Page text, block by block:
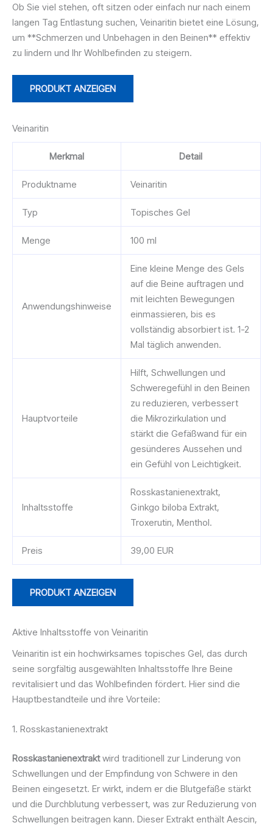
Ob Sie viel stehen, oft sitzen oder einfach nur nach einem
langen Tag Entlastung suchen, Veinaritin bietet eine Lösung,
um **Schmerzen und Unbehagen in den Beinen** effektiv
zu lindern und Ihr Wohlbefinden zu steigern.
PRODUKT ANZEIGEN
Veinaritin
Merkmal Detail
Produktname Veinaritin
Typ Topisches Gel
Menge 100 ml
Anwendungshinweise
Eine kleine Menge des Gels
auf die Beine auftragen und
mit leichten Bewegungen
einmassieren, bis es
vollständig absorbiert ist. 1-2
Mal täglich anwenden.
Hauptvorteile
Hilft, Schwellungen und
Schweregefühl in den Beinen
zu reduzieren, verbessert
die Mikrozirkulation und
stärkt die Gefäßwand für ein
gesünderes Aussehen und
ein Gefühl von Leichtigkeit.
Inhaltsstoffe
Rosskastanienextrakt,
Ginkgo biloba Extrakt,
Troxerutin, Menthol.
Preis 39,00 EUR
PRODUKT ANZEIGEN
Aktive Inhaltsstoffe von Veinaritin
Veinaritin ist ein hochwirksames topisches Gel, das durch
seine sorgfältig ausgewählten Inhaltsstoffe Ihre Beine
revitalisiert und das Wohlbefinden fördert. Hier sind die
Hauptbestandteile und ihre Vorteile:
1. Rosskastanienextrakt
Rosskastanienextraktwird traditionell zur Linderung von
Schwellungen und der Empfindung von Schwere in den
Beinen eingesetzt. Er wirkt, indem er die Blutgefäße stärkt
und die Durchblutung verbessert, was zur Reduzierung von
Schwellungen beitragen kann. Dieser Extrakt enthält Aescin,